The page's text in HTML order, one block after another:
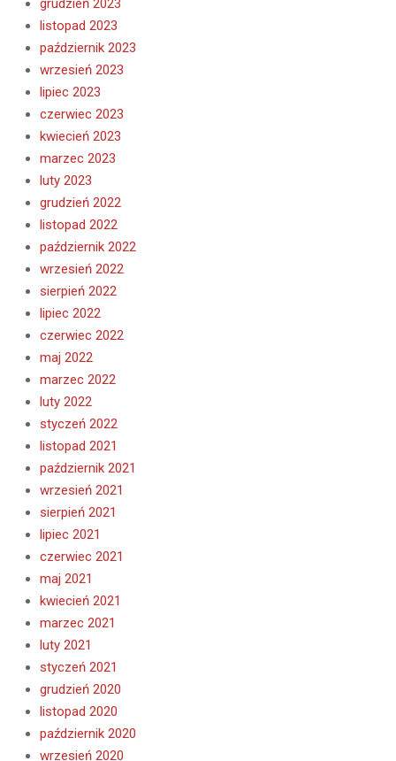
listopad 2023
październik 2023
wrzesień 2023
lipiec 2023
czerwiec 2023
kwiecień 2023
marzec 2023
luty 2023
grudzień 2022
listopad 2022
październik 2022
wrzesień 2022
sierpień 2022
lipiec 2022
czerwiec 2022
maj 2022
marzec 2022
luty 2022
styczeń 2022
listopad 2021
październik 2021
wrzesień 2021
sierpień 2021
lipiec 2021
czerwiec 2021
maj 2021
kwiecień 2021
marzec 2021
luty 2021
styczeń 2021
grudzień 2020
listopad 2020
październik 2020
wrzesień 2020